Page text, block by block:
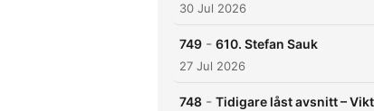
30 Jul 2026
749 - 610. Stefan Sauk
27 Jul 2026
748 - Tidigare låst avsnitt –